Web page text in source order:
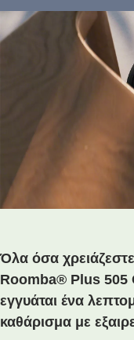
Όλα όσα
Roomba® Plus
εγγυάται ένα
καθάρισμα με